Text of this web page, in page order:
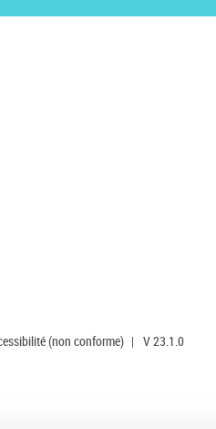
(non conforme) | V 23.1.0